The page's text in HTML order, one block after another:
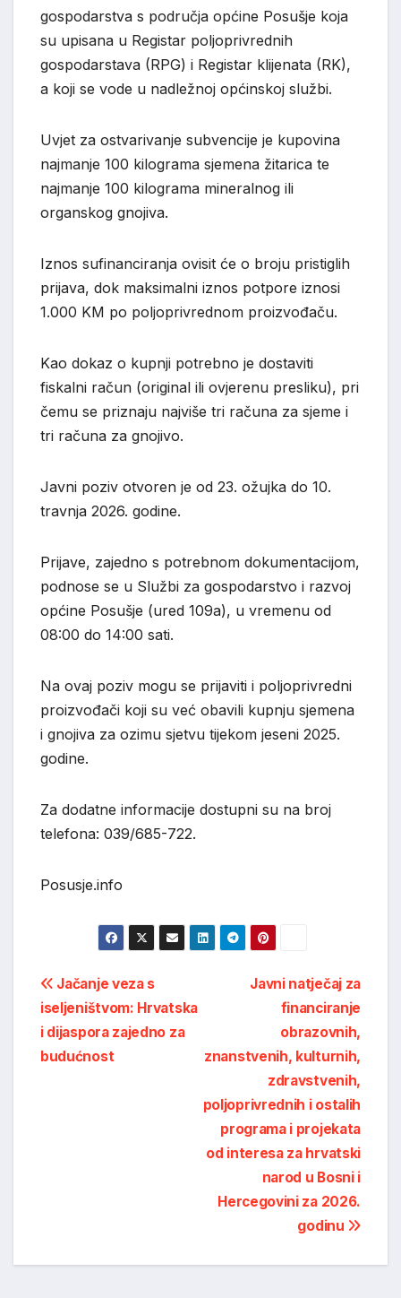
gospodarstva s područja općine Posušje koja
su upisana u Registar poljoprivrednih
gospodarstava (RPG) i Registar klijenata (RK),
a koji se vode u nadležnoj općinskoj službi.
Uvjet za ostvarivanje subvencije je kupovina
najmanje 100 kilograma sjemena žitarica te
najmanje 100 kilograma mineralnog ili
organskog gnojiva.
Iznos sufinanciranja ovisit će o broju pristiglih
prijava, dok maksimalni iznos potpore iznosi
1.000 KM po poljoprivrednom proizvođaču.
Kao dokaz o kupnji potrebno je dostaviti
fiskalni račun (original ili ovjerenu presliku), pri
čemu se priznaju najviše tri računa za sjeme i
tri računa za gnojivo.
Javni poziv otvoren je od 23. ožujka do 10.
travnja 2026. godine.
Prijave, zajedno s potrebnom dokumentacijom,
podnose se u Službi za gospodarstvo i razvoj
općine Posušje (ured 109a), u vremenu od
08:00 do 14:00 sati.
Na ovaj poziv mogu se prijaviti i poljoprivredni
proizvođači koji su već obavili kupnju sjemena
i gnojiva za ozimu sjetvu tijekom jeseni 2025.
godine.
Za dodatne informacije dostupni su na broj
telefona: 039/685-722.
Posusje.info
Post
navigation
Javni natječaj za
financiranje
obrazovnih,
znanstvenih, kulturnih,
zdravstvenih,
poljoprivrednih i ostalih
programa i projekata
od interesa za hrvatski
narod u Bosni i
Hercegovini za 2026.
godinu
Jačanje veza s
iseljeništvom: Hrvatska
i dijaspora zajedno za
budućnost